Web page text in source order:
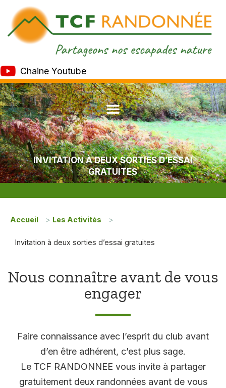
Chaine Youtube
INVITATION À DEUX SORTIES D’ESSAI
GRATUITES
Accueil > Les Activités >
Invitation à deux sorties d’essai gratuites
Nous connaître avant de vous
engager
Faire connaissance avec l’esprit du club avant
d’en être adhérent, c’est plus sage.
Le TCF RANDONNEE vous invite à partager
gratuitement deux randonnées avant de vous